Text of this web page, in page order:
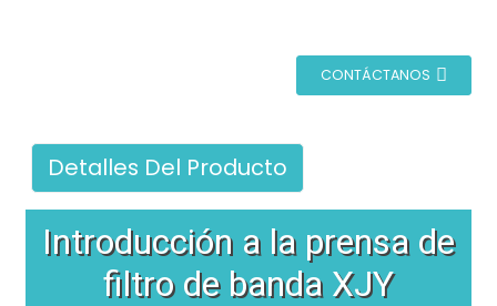
CONTÁCTANOS
Detalles Del Producto
Introducción a la prensa de
filtro de banda XJY